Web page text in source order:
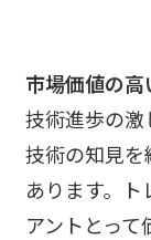
市場価値の
技術進歩の
技術の知見
あります。
アントとっ